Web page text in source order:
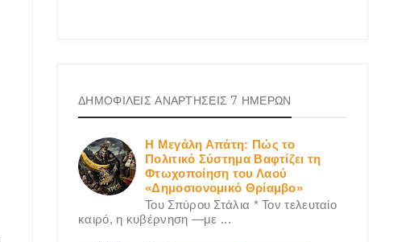
ΔΗΜΟΦΙΛΕΙΣ ΑΝΑΡΤΗΣΕΙΣ 7 ΗΜΕΡΩΝ
Η Μεγάλη Απάτη: Πώς το
Πολιτικό Σύστημα Βαφτίζει τη
Φτωχοποίηση του Λαού
«Δημοσιονομικό Θρίαμβο»
Του Σπύρου Στάλια * Τον τελευταίο
καιρό, η κυβέρνηση —με ...